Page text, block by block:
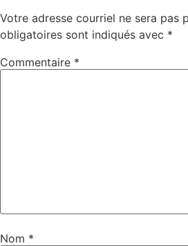
Votre adresse courriel ne sera pas
obligatoires sont indiqués avec *
Commentaire *
Nom *